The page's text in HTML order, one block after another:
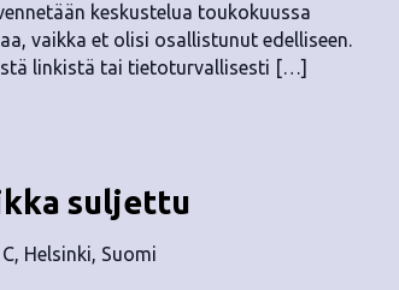
keskustelua toukokuussa
vaikka et olisi osallistunut edelliseen.
linkistä tai tietoturvallisesti […]
suljettu
Helsinki, Suomi